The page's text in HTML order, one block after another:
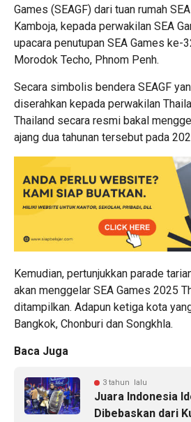
Games (SEAGF) dari tuan rumah
Kamboja, kepada perwakilan SEA
upacara penutupan SEA Games ke-
Morodok Techo, Phnom Penh.
Secara simbolis bendera SEAGF
diserahkan kepada perwakilan
Thailand secara resmi bakal
ajang dua tahunan tersebut pada
Kemudian, pertunjukkan parade
akan menggelar SEA Games 2025
ditampilkan. Adapun ketiga kota
Bangkok, Chonburi dan Songkhla.
Baca Juga
3 tahun lalu
Juara Indonesia
Dibebaskan dari